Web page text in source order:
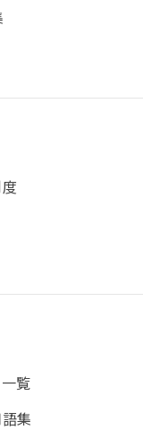
さ発見！
産税
備える
ネル
さと納税
#JR京浜東北線
覧
集